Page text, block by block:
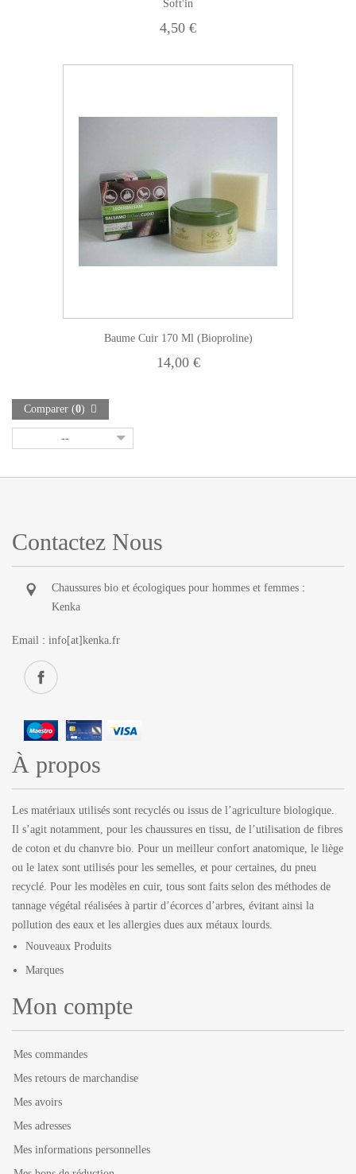
Soft'in
4,50 €
Baume Cuir 170 Ml (Bioproline)
14,00 €
Comparer (0)
--
Contactez Nous
Chaussures bio et écologiques pour hommes et femmes :
Kenka
Email : info[at]kenka.fr
À propos
Les matériaux utilisés sont recyclés ou issus de l’agriculture biologique.
Il s’agit notamment, pour les chaussures en tissu, de l’utilisation de fibres
de coton et du chanvre bio. Pour un meilleur confort anatomique, le liège
ou le latex sont utilisés pour les semelles, et pour certaines, du pneu
recyclé. Pour les modèles en cuir, tous sont faits selon des méthodes de
tannage végétal réalisées à partir d’écorces d’arbres, évitant ainsi la
pollution des eaux et les allergies dues aux métaux lourds.
Nouveaux Produits
Marques
Mon compte
Mes commandes
Mes retours de marchandise
Mes avoirs
Mes adresses
Mes informations personnelles